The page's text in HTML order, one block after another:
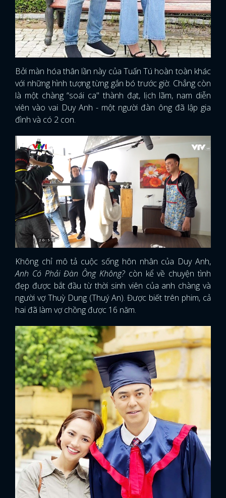
Bởi màn hóa thân lần này của Tuấn Tú hoàn toàn khác
với những hình tượng từng gắn bó trước giờ. Chẳng còn
là một chàng “soái ca" thành đạt, lịch lãm, nam diễn
viên vào vai Duy Anh - một người đàn ông đã lập gia
đình và có 2 con.
Không chỉ mô tả cuộc sống hôn nhân của Duy Anh,
Anh Có Phải Đàn Ông Không? còn kể về chuyện tình
đẹp được bắt đầu từ thời sinh viên của anh chàng và
người vợ Thuỳ Dung (Thuý An). Được biết trên phim, cả
hai đã làm vợ chồng được 16 năm.